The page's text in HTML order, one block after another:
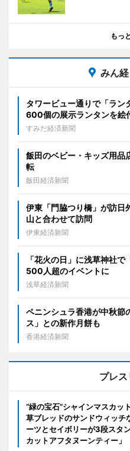
もっ
みん
タワービュー通りで「ラ
600個の展示ランタンを絵
すみだ経済新聞
飯田のベビー・キッズ用
転
飯田経済新聞
伊東「門脇つり橋」が訪
山と合わせて訪問
伊東経済新聞
「花火の日」に浅草神社
500人超のイベントに
浅草経済新聞
ペニンシュラ香港が中秋
ス」との新作月餅も
香港経済新聞
プレ
“緑の宝石”シャインマスカッ
草ブレッドのサンドウィッチ
ーツとセイボリーが3段スタ
カットアフタヌーンティー」